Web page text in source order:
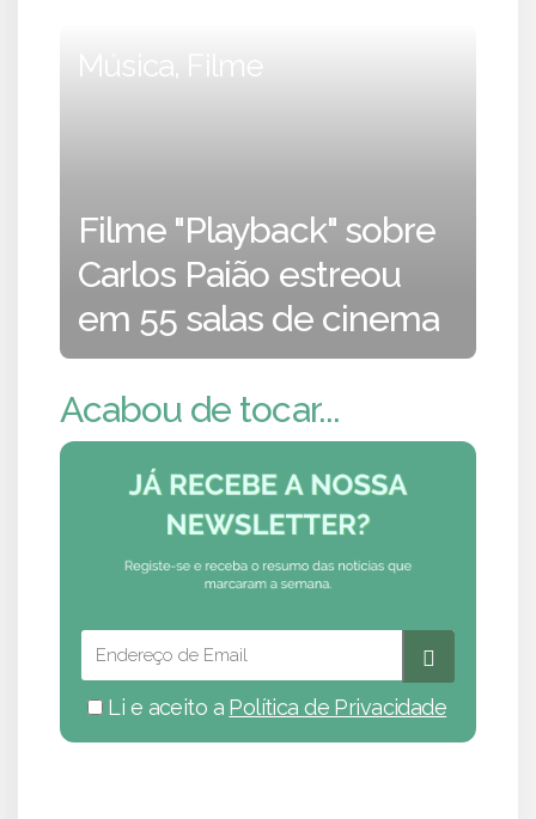
Música, Filme
Filme "Playback" sobre
Carlos Paião estreou
em 55 salas de cinema
Acabou de tocar...
Li e aceito a Política de Privacidade